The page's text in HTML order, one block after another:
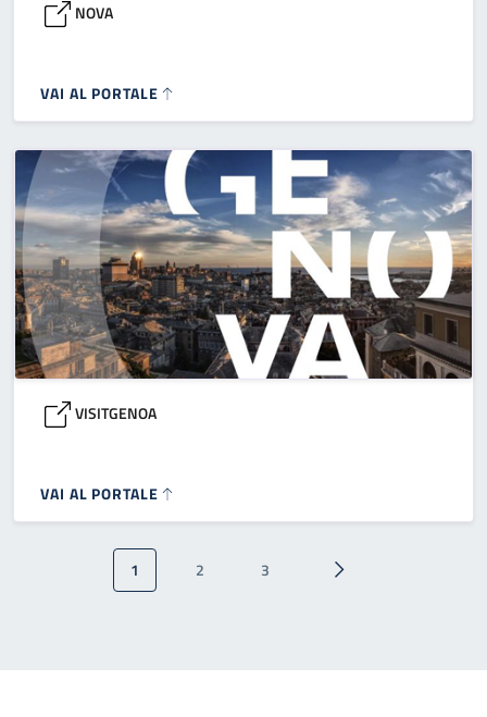
NOVA
VAI AL PORTALE
VISITGENOA
VAI AL PORTALE
Paginazione
Pagina attuale
1 Pagina
2 Pagina
3 Pagina successiva